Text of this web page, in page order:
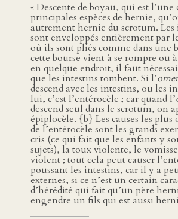
« Descente de boyau, qui est l’une
principales espèces de hernie,
autrement hernie du scrotum. Les
sont enveloppés entièrement par
où ils sont pliés comme dans une
cette bourse vient à se rompre ou
en quelque endroit, il faut
que les intestins tombent. Si l’
descend avec les intestins, ou les
lui, c’est l’entérocèle ; car quand l’
descend seul dans le scrotum, on
épiplocèle. {b} Les causes les plus
de l’entérocèle sont les grands
cris (ce qui fait que les enfants y
sujets), la toux violente, le
violent ; tout cela peut causer
poussant les intestins, car il y a
externes, si ce n’est un certain
d’hérédité qui fait qu’un père
engendre un fils qui est aussi